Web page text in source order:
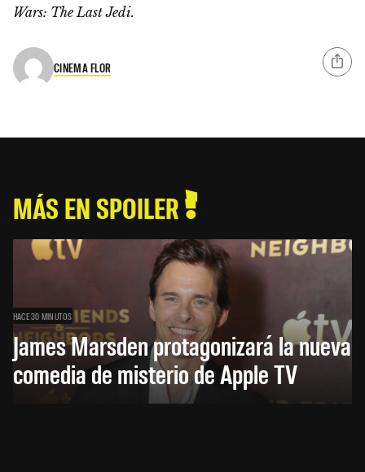
Wars: The Last Jedi.
CINEMA FLOR
MÁS EN SPOILER
HACE 30 MINUTOS
James Marsden protagonizará la nueva
comedia de misterio de Apple TV